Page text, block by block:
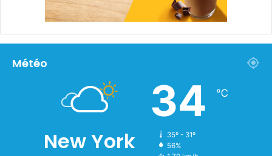
Météo
New York
34 ℃
35º - 31º
56%